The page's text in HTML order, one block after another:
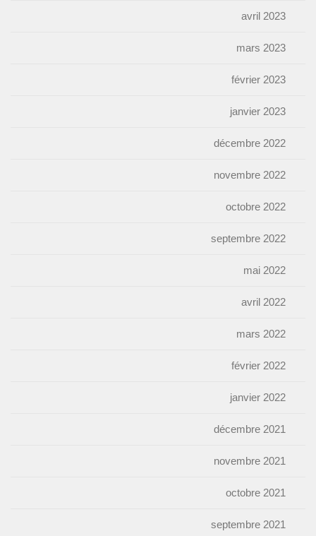
avril 2023
mars 2023
février 2023
janvier 2023
décembre 2022
novembre 2022
octobre 2022
septembre 2022
mai 2022
avril 2022
mars 2022
février 2022
janvier 2022
décembre 2021
novembre 2021
octobre 2021
septembre 2021